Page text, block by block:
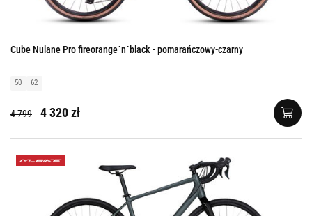
Cube Nulane Pro fireorange´n´black - pomarańczowy-czarny
50 62
4 799 4 320 zł